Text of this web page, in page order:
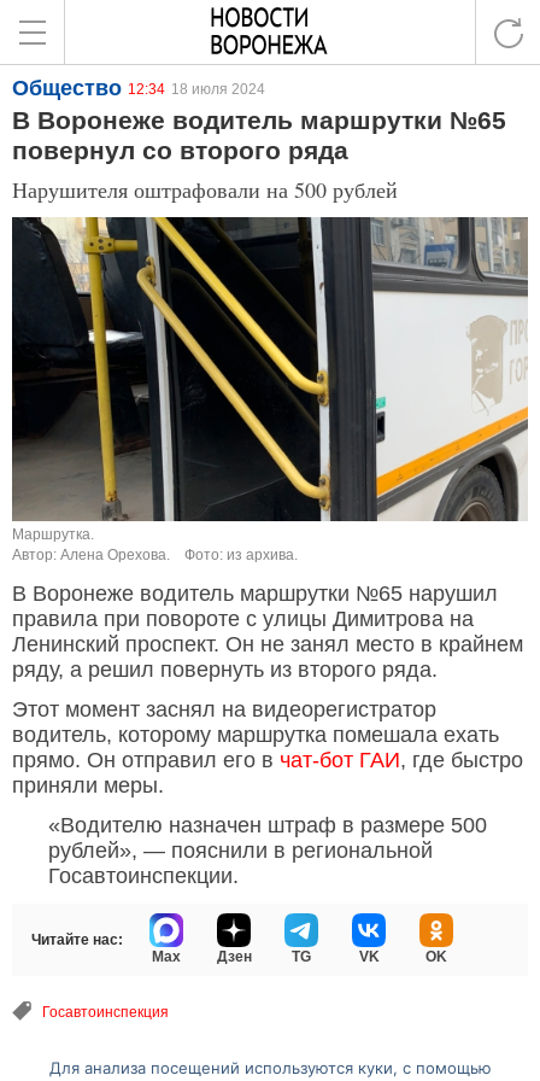
Общество 12:34 18 июля 2024
В Воронеже водитель маршрутки №65
повернул со второго ряда
Нарушителя оштрафовали на 500 рублей
Маршрутка.
Автор: Алена Орехова.
Фото: из архива.
В Воронеже водитель маршрутки №65 нарушил
правила при повороте с улицы Димитрова на
Ленинский проспект. Он не занял место в крайнем
ряду, а решил повернуть из второго ряда.
Этот момент заснял на видеорегистратор
водитель, которому маршрутка помешала ехать
прямо. Он отправил его в чат-бот ГАИ, где быстро
приняли меры.
«Водителю назначен штраф в размере 500
рублей», — пояснили в региональной
Госавтоинспекции.
Читайте нас:
Max
Дзен TG VK OK
Госавтоинспекция
Для анализа посещений используются куки, с помощью